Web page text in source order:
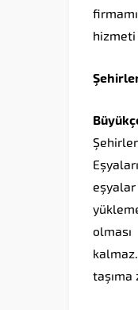
hizmeti
taşıma